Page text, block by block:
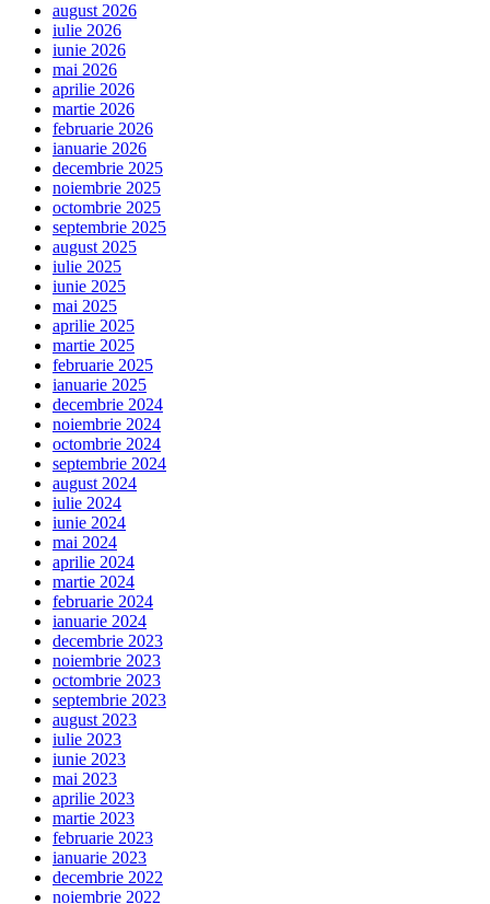
august 2026
iulie 2026
iunie 2026
mai 2026
aprilie 2026
martie 2026
februarie 2026
ianuarie 2026
decembrie 2025
noiembrie 2025
octombrie 2025
septembrie 2025
august 2025
iulie 2025
iunie 2025
mai 2025
aprilie 2025
martie 2025
februarie 2025
ianuarie 2025
decembrie 2024
noiembrie 2024
octombrie 2024
septembrie 2024
august 2024
iulie 2024
iunie 2024
mai 2024
aprilie 2024
martie 2024
februarie 2024
ianuarie 2024
decembrie 2023
noiembrie 2023
octombrie 2023
septembrie 2023
august 2023
iulie 2023
iunie 2023
mai 2023
aprilie 2023
martie 2023
februarie 2023
ianuarie 2023
decembrie 2022
noiembrie 2022